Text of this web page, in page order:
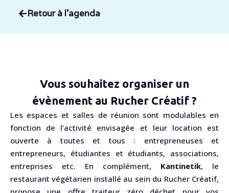
Retour à l'agenda
Vous souhaitez organiser un
évènement au Rucher Créatif ?
Les espaces et salles de réunion sont modulables en
fonction de l’activité envisagée et leur location est
ouverte à toutes et tous : entrepreneuses et
entrepreneurs, étudiantes et étudiants, associations,
entreprises etc. En complément, Kantinetik, le
restaurant végétarien installé au sein du Rucher Créatif,